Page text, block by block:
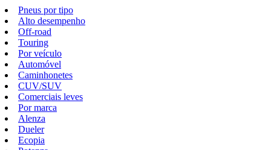
Pneus por tipo
Alto desempenho
Off-road
Touring
Por veículo
Automóvel
Caminhonetes
CUV/SUV
Comerciais leves
Por marca
Alenza
Dueler
Ecopia